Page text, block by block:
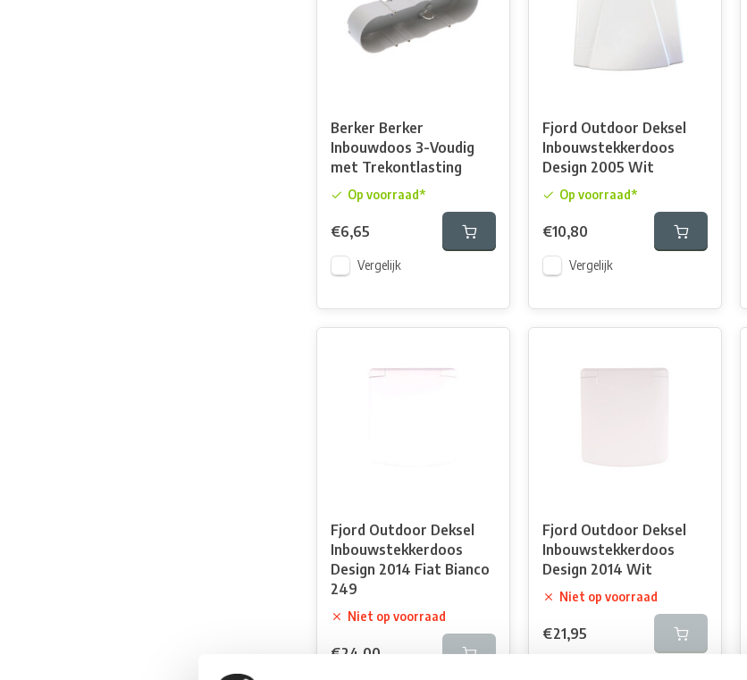
Berker Berker
Inbouwdoos 3-Voudig
met Trekontlasting
Op voorraad*
€6,65
Vergelijk
Fjord Outdoor Deksel
Inbouwstekkerdoos
Design 2005 Wit
Op voorraad*
€10,80
Vergelijk
Fjord Outdoor Deksel
Inbouwstekkerdoos
Design 2014 Fiat Bianco
249
Niet op voorraad
€24,00
Fjord Outdoor Deksel
Inbouwstekkerdoos
Design 2014 Wit
Niet op voorraad
€21,95